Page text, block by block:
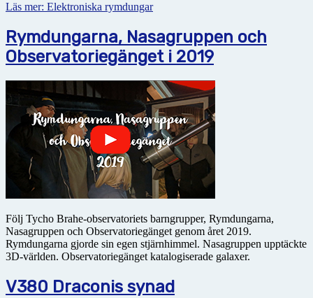
Läs mer: Elektroniska rymdungar
Rymdungarna, Nasagruppen och
Observatoriegänget i 2019
Följ Tycho Brahe-observatoriets barngrupper, Rymdungarna,
Nasagruppen och Observatoriegänget genom året 2019.
Rymdungarna gjorde sin egen stjärnhimmel. Nasagruppen upptäckte
3D-världen. Observatoriegänget katalogiserade galaxer.
V380 Draconis synad